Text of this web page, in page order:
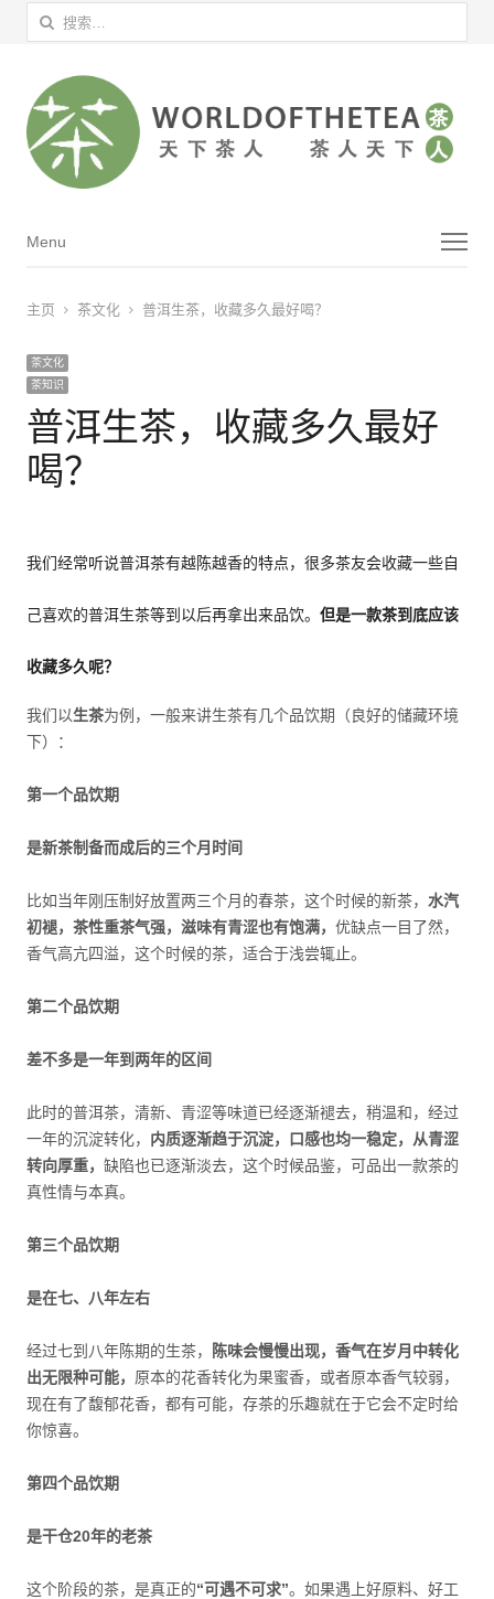
搜索：
菜单
Menu
主页 茶文化 普洱生茶，收藏多久最好喝？
茶文化
茶知识
普洱生茶，收藏多久最好
喝？
我们经常听说普洱茶有越陈越香的特点，很多茶友会收藏一些自
己喜欢的普洱生茶等到以后再拿出来品饮。 但是一款茶到底应该
收藏多久呢？
我们以生茶为例，一般来讲生茶有几个品饮期（良好的储藏环境
下）：
第一个品饮期
是新茶制备而成后的三个月时间
比如当年刚压制好放置两三个月的春茶，这个时候的新茶， 水汽
初褪，茶性重茶气强，滋味有青涩也有饱满， 优缺点一目了然，
香气高亢四溢，这个时候的茶，适合于浅尝辄止。
第二个品饮期
差不多是一年到两年的区间
此时的普洱茶，清新、青涩等味道已经逐渐褪去，稍温和，经过
一年的沉淀转化， 内质逐渐趋于沉淀，口感也均一稳定，从青涩
转向厚重， 缺陷也已逐渐淡去，这个时候品鉴，可品出一款茶的
真性情与本真。
第三个品饮期
是在七、八年左右
经过七到八年陈期的生茶，
陈味会慢慢出现，香气在岁月中转化
出无限种可能， 原本的花香转化为果蜜香，或者原本香气较弱，
现在有了馥郁花香，都有可能，存茶的乐趣就在于它会不定时给
你惊喜。
第四个品饮期
是干仓20年的老茶
这个阶段的茶，是真正的“可遇不可求”。如果遇上好原料、好工